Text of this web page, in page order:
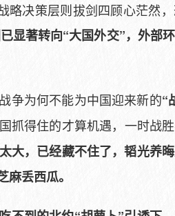
略决策层则拔剑四顾心茫然
显著转向“大国外交”，外部
争为何不能为中国迎来新的“
抓得住的才算机遇，一时战
大，已经藏不住了，韬光养
丢西瓜。